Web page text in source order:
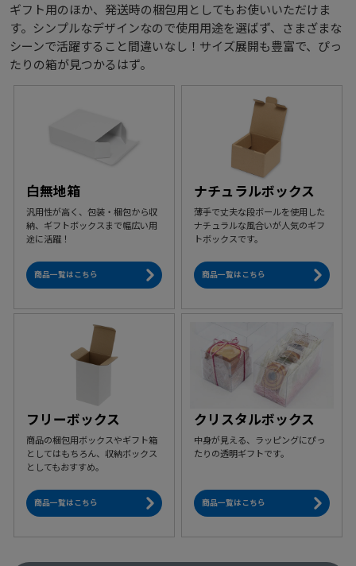
ギフト用のほか、発送時の梱包用としてもお使いいただけま
す。シンプルなデザインなので使用用途を選ばず、さまざまな
シーンで活躍すること間違いなし！サイズ展開も豊富で、ぴっ
たりの箱が見つかるはず。
白無地箱
汎用性が高く、包装・梱包から収
納、ギフトボックスまで幅広い用
途に活躍！
商品一覧はこちら
ナチュラルボックス
薄手で丈夫な段ボールを使用した
ナチュラルな風合いが人気のギフ
トボックスです。
商品一覧はこちら
フリーボックス
商品の梱包用ボックスやギフト箱
としてはもちろん、収納ボックス
としてもおすすめ。
商品一覧はこちら
クリスタルボックス
中身が見える、ラッピングにぴっ
たりの透明ギフトです。
商品一覧はこちら